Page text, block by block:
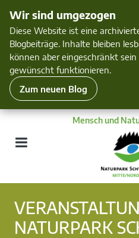
Wir sind umgezogen
Diese Website ist eine
Blogbeiträge. Inhalte bleiben
können aber eingeschränkt
gewünscht funktionieren.
Zum neuen Blog
Mensch und
NATURPARK